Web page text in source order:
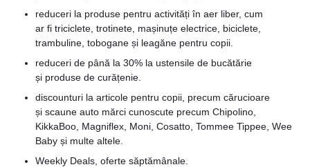
reduceri la produse pentru activități în aer liber, cum
ar fi triciclete, trotinete, mașinuțe electrice, biciclete,
trambuline, tobogane și leagăne pentru copii.
reduceri de până la 30% la ustensile de bucătărie
și produse de curățenie.
discounturi la articole pentru copii, precum cărucioare
și scaune auto mărci cunoscute precum Chipolino,
KikkaBoo, Magniflex, Moni, Cosatto, Tommee Tippee, Wee
Baby și multe altele.
Weekly Deals, oferte săptămânale.